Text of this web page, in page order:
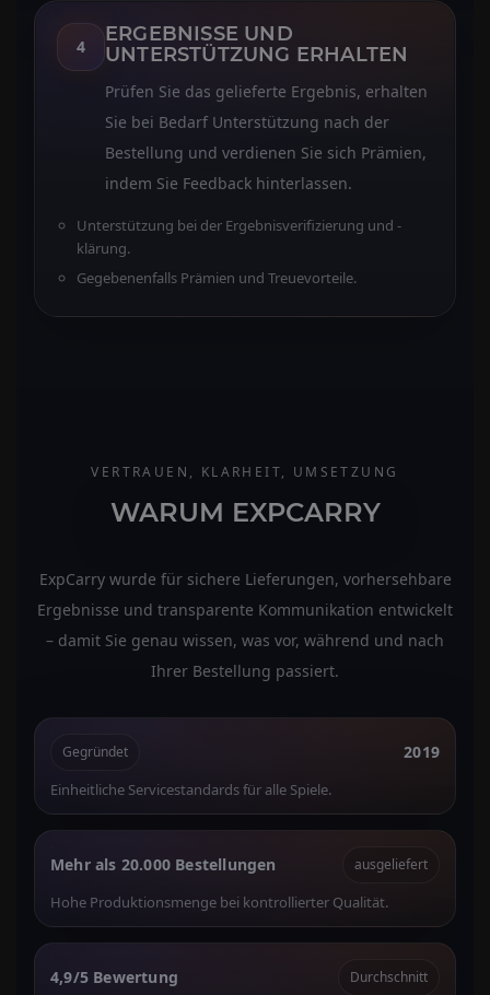
4
ERGEBNISSE UND
UNTERSTÜTZUNG ERHALTEN
Prüfen Sie das gelieferte Ergebnis, erhalten
Sie bei Bedarf Unterstützung nach der
Bestellung und verdienen Sie sich Prämien,
indem Sie Feedback hinterlassen.
Unterstützung bei der Ergebnisverifizierung und -
klärung.
Gegebenenfalls Prämien und Treuevorteile.
VERTRAUEN, KLARHEIT, UMSETZUNG
WARUM EXPCARRY
ExpCarry wurde für sichere Lieferungen, vorhersehbare
Ergebnisse und transparente Kommunikation entwickelt
– damit Sie genau wissen, was vor, während und nach
Ihrer Bestellung passiert.
Gegründet 2019
Einheitliche Servicestandards für alle Spiele.
Mehr als 20.000 Bestellungen ausgeliefert
Hohe Produktionsmenge bei kontrollierter Qualität.
4,9/5 Bewertung Durchschnitt